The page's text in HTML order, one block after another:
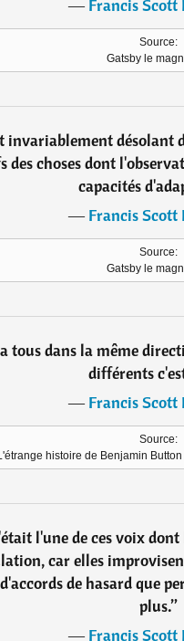
―Francis Scott
Source:
Gatsby le
invariablement désolant
des choses dont
capacités
―Francis Scott
Source:
Gatsby le
tous dans la même
différents
―Francis Scott
Source:
histoire de Benjamin
l'une de ces voix
car elles
de hasard que
plus.”
―Francis Scott